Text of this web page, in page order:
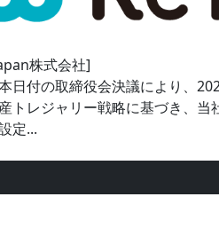
株式会社]
日付の取締役会決議により、
トレジャリー戦略に基づき、
定...